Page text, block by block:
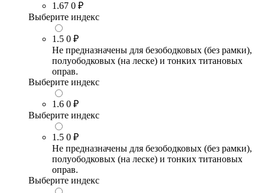
1.67 0 ₽
Выберите индекс
1.5 0 ₽
Не предназначены для безободковых (без рамки),
полуободковых (на леске) и тонких титановых
оправ.
Выберите индекс
1.6 0 ₽
Выберите индекс
1.5 0 ₽
Не предназначены для безободковых (без рамки),
полуободковых (на леске) и тонких титановых
оправ.
Выберите индекс